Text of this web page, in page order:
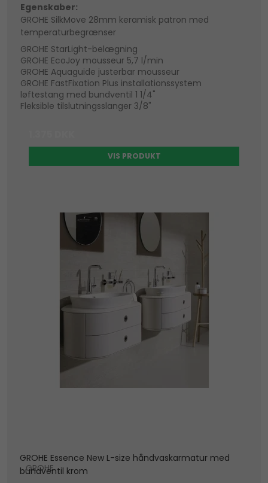
Egenskaber:
GROHE SilkMove 28mm keramisk patron med
temperaturbegrænser
GROHE StarLight-belægning
GROHE EcoJoy mousseur 5,7 l/min
GROHE Aquaguide justerbar mousseur
GROHE FastFixation Plus installationssystem
løftestang med bundventil 1 1/4"
Fleksible tilslutningsslanger 3/8"
VIS PRODUKT
GROHE Essence New L-size håndvaskarmatur med
bundventil krom
GROHE